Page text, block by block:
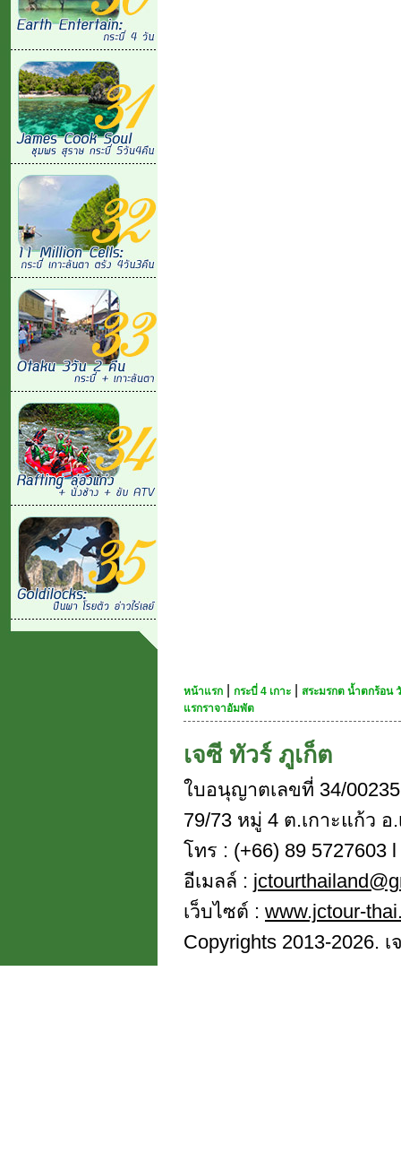
หน้าแรก กระบี่ 4 เกาะ
สระมรกต น้ำตกร้อน
แรกราจาอัมพัต
เจซี ทัวร์ ภูเก็ต
ใบอนุญาตเลขที่ 34/
79/73 หมู่ 4 ต.เกาะแก้ว อ
โทร : (+66) 89 5727603
อีเมลล์ :
เว็บไซต์ : www.jctour-
Copyrights 2013-2026.